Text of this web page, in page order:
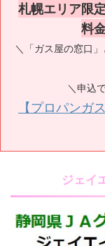
札幌エリア限
料
＼「ガス屋の窓口
＼申込
【プロパンガ
ジェイ